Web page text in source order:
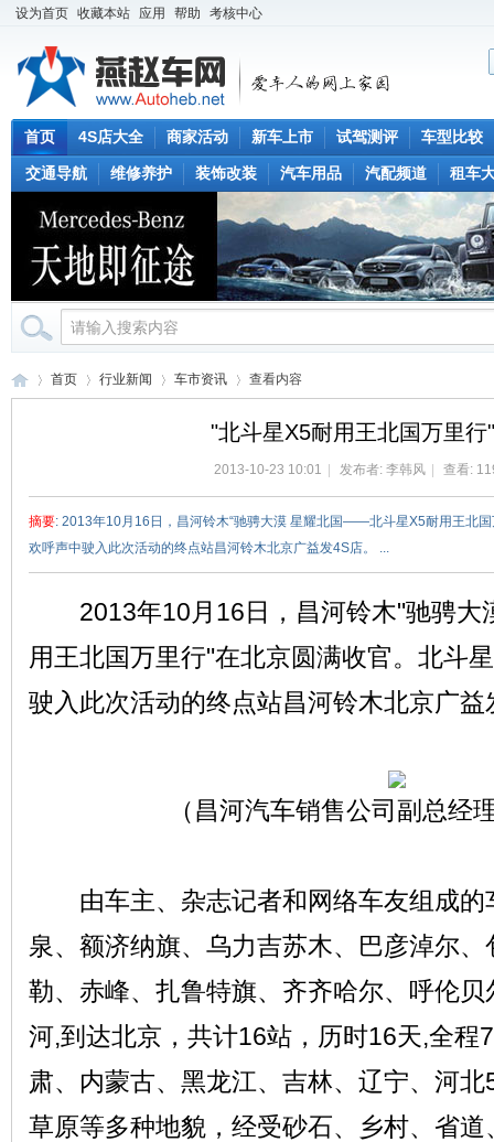
设为首页 收藏本站 应用 帮助 考核中心
首页 4S店大全 商家活动 新车上市 试驾测评 车型比较
交通导航 维修养护 装饰改装 汽车用品 汽配频道 租车
首页 行业新闻 车市资讯
›
查看内容
"北斗星X5耐用王北国万里行
2013-10-23 10:01 发布者: 李韩风 查看:
摘要: 2013年10月16日，昌河铃木“驰骋大漠 星耀北国——北斗星X5耐用王北
欢呼声中驶入此次活动的终点站昌河铃木北京广益发4S店。 ...
2013年10月16日，昌河铃木"驰骋大
用王北国万里行"在北京圆满收官。北斗
驶入此次活动的终点站昌河铃木北京广益
（昌河汽车销售公司副总经
由车主、杂志记者和网络车友组成的
泉、额济纳旗、乌力吉苏木、巴彦淖尔
勒、赤峰、扎鲁特旗、齐齐哈尔、呼伦
河,到达北京，共计16站，历时16天,全程
肃、内蒙古、黑龙江、吉林、辽宁、河
草原等多种地貌，经受砂石、乡村、省